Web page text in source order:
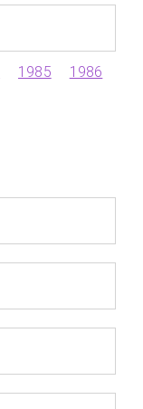
1985
1986